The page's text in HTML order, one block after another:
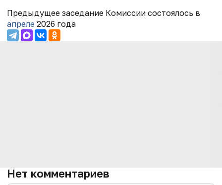
Предыдущее заседание Комиссии состоялось в
апреле 2026 года
Нет комментариев